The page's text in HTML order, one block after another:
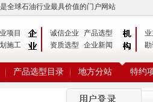
是全球石油行业最具价值的门户网站
项目
施工
诚信企业
产品选型
资质选型
企业新闻
勘
产品选型目录 地方分站 特约